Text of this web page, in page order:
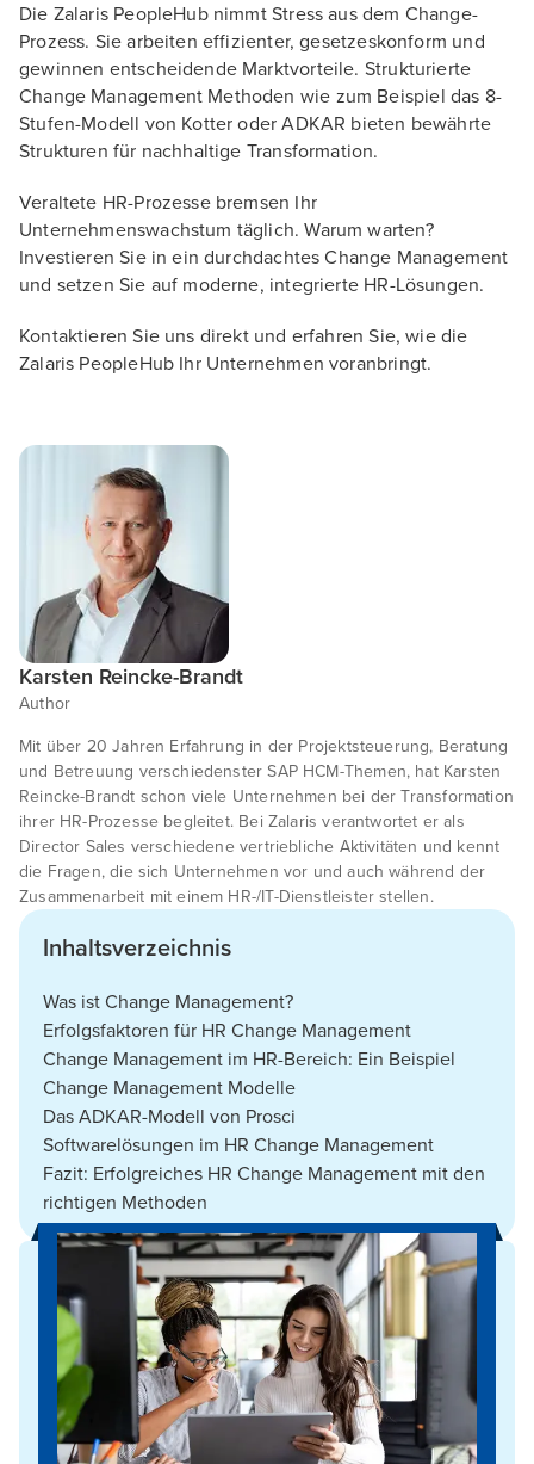
Die Zalaris PeopleHub nimmt Stress aus dem Change-
Prozess. Sie arbeiten effizienter, gesetzeskonform und
gewinnen entscheidende Marktvorteile. Strukturierte
Change Management Methoden wie zum Beispiel das 8-
Stufen-Modell von Kotter oder ADKAR bieten bewährte
Strukturen für nachhaltige Transformation.
Veraltete HR-Prozesse bremsen Ihr
Unternehmenswachstum täglich. Warum warten?
Investieren Sie in ein durchdachtes Change Management
und setzen Sie auf moderne, integrierte HR-Lösungen.
Kontaktieren Sie uns direkt und erfahren Sie, wie die
Zalaris PeopleHub Ihr Unternehmen voranbringt.
Karsten Reincke-Brandt
Author
Mit über 20 Jahren Erfahrung in der Projektsteuerung, Beratung
und Betreuung verschiedenster SAP HCM-Themen, hat Karsten
Reincke-Brandt schon viele Unternehmen bei der Transformation
ihrer HR-Prozesse begleitet. Bei Zalaris verantwortet er als
Director Sales verschiedene vertriebliche Aktivitäten und kennt
die Fragen, die sich Unternehmen vor und auch während der
Zusammenarbeit mit einem HR-/IT-Dienstleister stellen.
Inhaltsverzeichnis
Was ist Change Management?
Erfolgsfaktoren für HR Change Management
Change Management im HR-Bereich: Ein Beispiel
Change Management Modelle
Das ADKAR-Modell von Prosci
Softwarelösungen im HR Change Management
Fazit: Erfolgreiches HR Change Management mit den
richtigen Methoden